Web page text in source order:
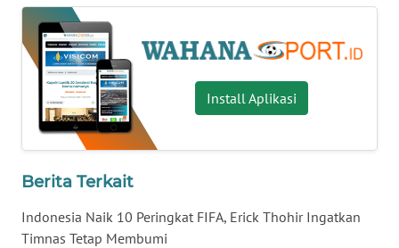
Install Aplikasi
Berita Terkait
Indonesia Naik 10 Peringkat FIFA, Erick Thohir Ingatkan
Timnas Tetap Membumi
PEDOMAN
MEDIA
SIBER
REDAKSI
KARIR
DISCLAIMER